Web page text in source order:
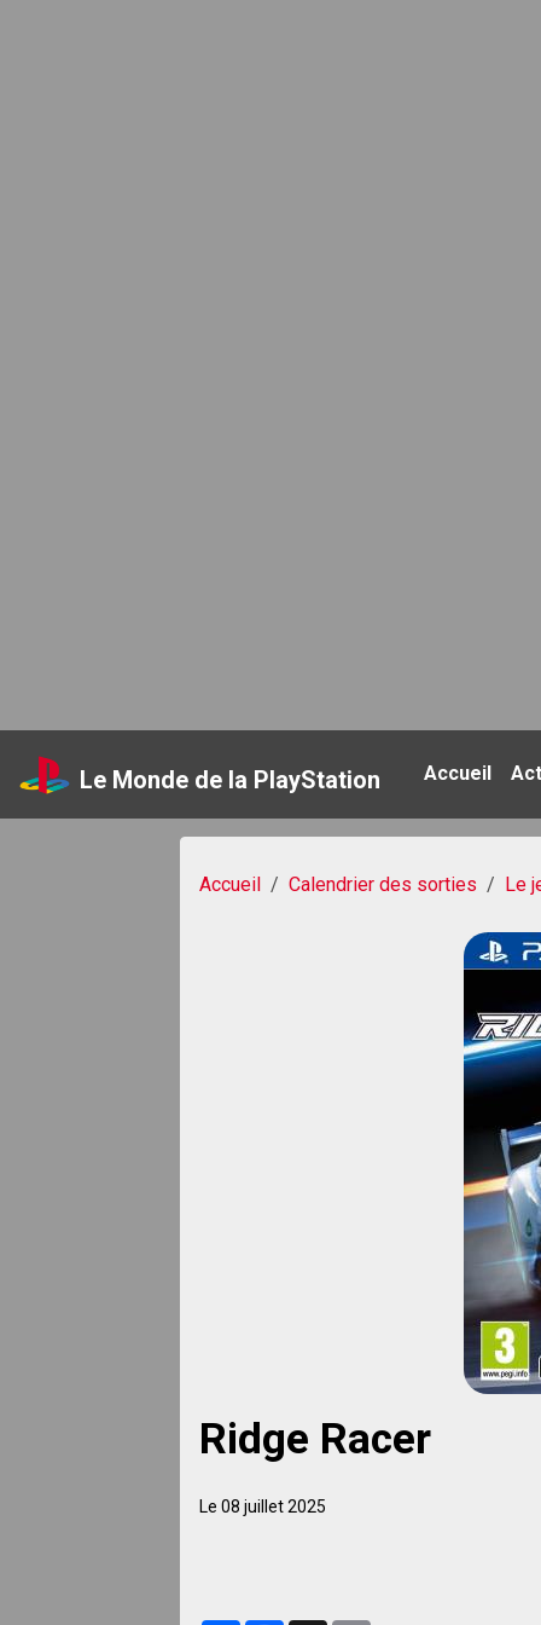
Le Monde de la PlayStation Accueil
Accueil Calendrier des sorties Le
Ridge Racer
Le 08 juillet 2025